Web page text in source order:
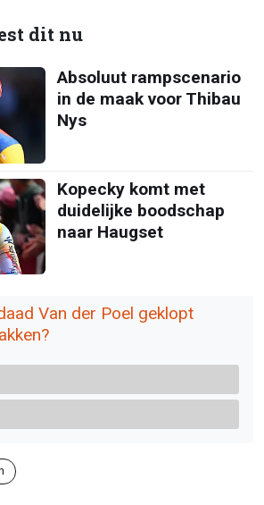
dit nu
Absoluut rampscenario
in de maak voor Thibau
Nys
Kopecky komt met
duidelijke boodschap
naar Haugset
Van der Poel geklopt